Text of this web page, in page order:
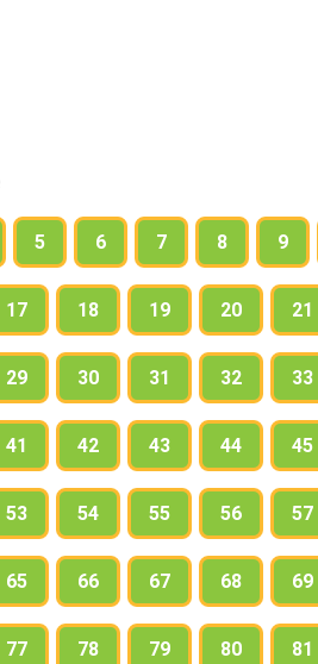
5 6 7 8 9
17 18 19 20 21
29 30 31 32 33
41 42 43 44 45
53 54 55 56 57
65 66 67 68 69
77 78 79 80 81